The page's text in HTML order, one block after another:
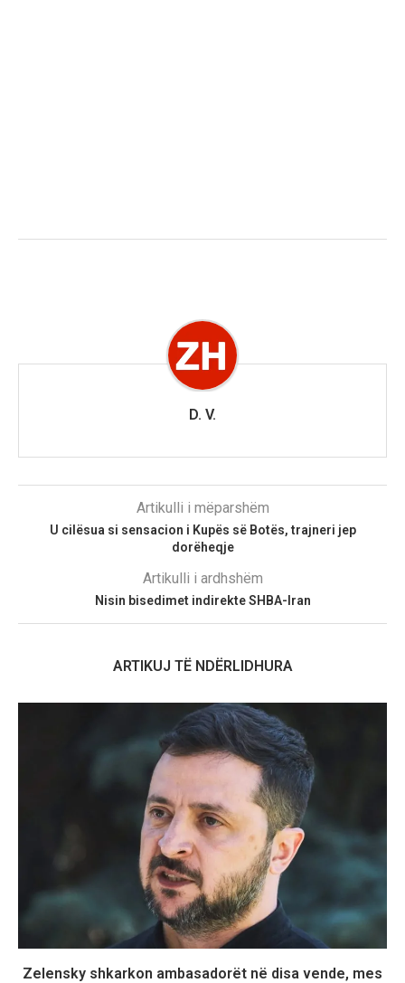
D. V.
Artikulli i mëparshëm
U cilësua si sensacion i Kupës së Botës, trajneri jep
dorëheqje
Artikulli i ardhshëm
Nisin bisedimet indirekte SHBA-Iran
ARTIKUJ TË NDËRLIDHURA
Zelensky shkarkon ambasadorët në disa vende, mes